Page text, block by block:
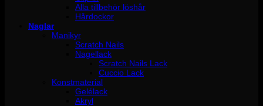
Alla tillbehör löshår
Hårdockor
Naglar
Manikyr
Scratch Nails
Nagellack
Scratch Nails Lack
Cuccio Lack
Konstmaterial
Gelélack
Akryl